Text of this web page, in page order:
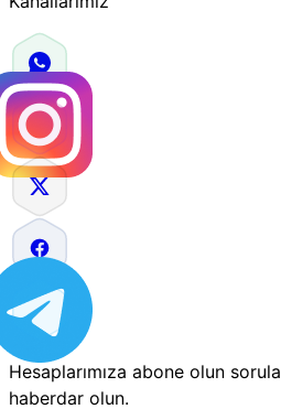
Hesaplarımıza abone olun
haberdar olun.